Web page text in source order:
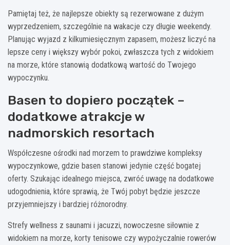
Pamiętaj też, że najlepsze obiekty są rezerwowane z dużym
wyprzedzeniem, szczególnie na wakacje czy długie weekendy.
Planując wyjazd z kilkumiesięcznym zapasem, możesz liczyć na
lepsze ceny i większy wybór pokoi, zwłaszcza tych z widokiem
na morze, które stanowią dodatkową wartość do Twojego
wypoczynku.
Basen to dopiero początek –
dodatkowe atrakcje w
nadmorskich resortach
Współczesne ośrodki nad morzem to prawdziwe kompleksy
wypoczynkowe, gdzie basen stanowi jedynie część bogatej
oferty. Szukając idealnego miejsca, zwróć uwagę na dodatkowe
udogodnienia, które sprawią, że Twój pobyt będzie jeszcze
przyjemniejszy i bardziej różnorodny.
Strefy wellness z saunami i jacuzzi, nowoczesne siłownie z
widokiem na morze, korty tenisowe czy wypożyczalnie rowerów